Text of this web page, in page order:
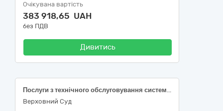
Очікувана вартість
383 918,65 UAH
без ПДВ
Дивитись
Послуги з технічного обслуговування систем контролю і управління доступом
Верховний Суд